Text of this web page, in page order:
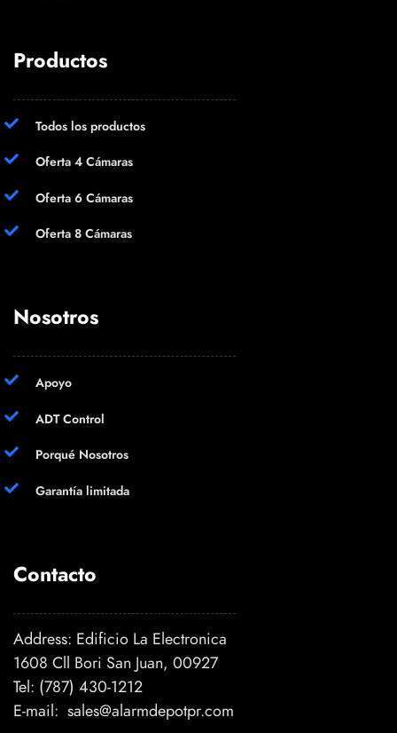
Productos
Todos los productos
Oferta 4 Cámaras
Oferta 6 Cámaras
Oferta 8 Cámaras
Nosotros
Apoyo
ADT Control
Porqué Nosotros
Garantía limitada
Contacto
Address: Edificio La Electronica
1608 Cll Bori San Juan, 00927
Tel: (787) 430-1212
E-mail: sales@alarmdepotpr.com